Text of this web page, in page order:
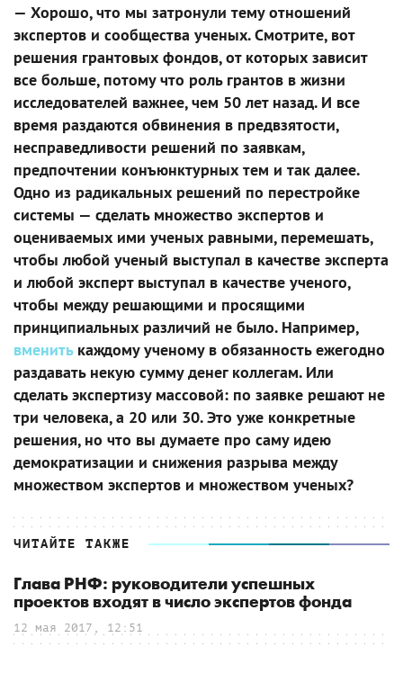
— Хорошо, что мы затронули тему отношений
экспертов и сообщества ученых. Смотрите, вот
решения грантовых фондов, от которых зависит
все больше, потому что роль грантов в жизни
исследователей важнее, чем 50 лет назад. И все
время раздаются обвинения в предвзятости,
несправедливости решений по заявкам,
предпочтении конъюнктурных тем и так далее.
Одно из радикальных решений по перестройке
системы — сделать множество экспертов и
оцениваемых ими ученых равными, перемешать,
чтобы любой ученый выступал в качестве эксперта
и любой эксперт выступал в качестве ученого,
чтобы между решающими и просящими
принципиальных различий не было. Например,
вменитькаждому ученому в обязанность ежегодно
раздавать некую сумму денег коллегам. Или
сделать экспертизу массовой: по заявке решают не
три человека, а 20 или 30. Это уже конкретные
решения, но что вы думаете про саму идею
демократизации и снижения разрыва между
множеством экспертов и множеством ученых?
ЧИТАЙТЕ ТАКЖЕ
Глава РНФ: руководители успешных
проектов входят в число экспертов фонда
12 мая 2017, 12:51